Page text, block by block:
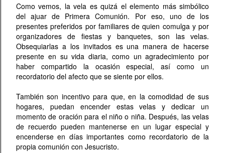
Como vemos, la vela es quizá el elemento más simbólico
del ajuar de Primera Comunión. Por eso, uno de los
presentes preferidos por familiares de quien comulga y por
organizadores de fiestas y banquetes, son las velas.
Obsequiarlas a los invitados es una manera de hacerse
presente en su vida diaria, como un agradecimiento por
haber compartido la ocasión especial, así como un
recordatorio del afecto que se siente por ellos.
También son incentivo para que, en la comodidad de sus
hogares, puedan encender estas velas y dedicar un
momento de oración para el niño o niña. Después, las velas
de recuerdo pueden mantenerse en un lugar especial y
encenderse en días importantes como recordatorio de la
propia comunión con Jesucristo.